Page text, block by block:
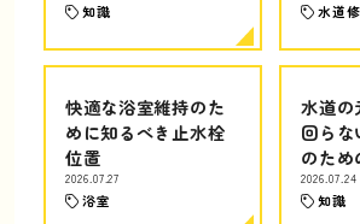
知識 水道
快適な浴室維持のた
めに知るべき止水栓
位置
2026.07.27
浴室
水道の
回らな
のため
2026.07.24
知識